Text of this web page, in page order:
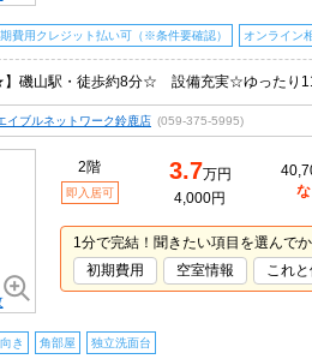
費用クレジット払い可（※条件要確認） オンライン
】磯山駅・徒歩約8分☆ 設備充実☆ゆったり
イブルネットワーク鈴鹿店 (059-375-5995)
2階
即入居可
3.7万円
4,000円
1分で完結！聞きたい項目を選んで
初期費用
空室情報 これ
き 角部屋 独立洗面台